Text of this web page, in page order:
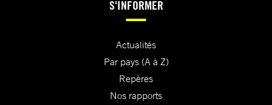
S'INFORMER
Actualités
Par pays (A à Z)
Repères
Nos rapports